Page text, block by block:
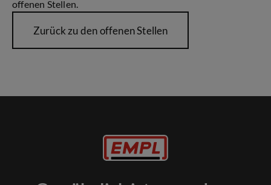
offenen Stellen.
Zurück zu den offenen Stellen